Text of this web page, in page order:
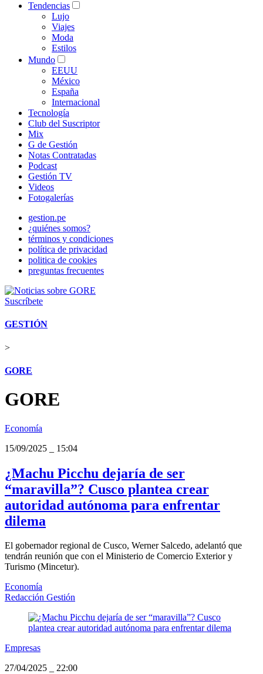
Tendencias
Lujo
Viajes
Moda
Estilos
Mundo
EEUU
México
España
Internacional
Tecnología
Club del Suscriptor
Mix
G de Gestión
Notas Contratadas
Podcast
Gestión TV
Videos
Fotogalerías
gestion.pe
¿quiénes somos?
términos y condiciones
política de privacidad
politica de cookies
preguntas frecuentes
Suscríbete
GESTIÓN
>
GORE
GORE
Economía
15/09/2025
15:04
¿Machu Picchu dejaría de ser
“maravilla”? Cusco plantea crear
autoridad autónoma para enfrentar
dilema
El gobernador regional de Cusco, Werner Salcedo, adelantó que
tendrán reunión que con el Ministerio de Comercio Exterior y
Turismo (Mincetur).
Economía
Redacción Gestión
Empresas
27/04/2025
22:00